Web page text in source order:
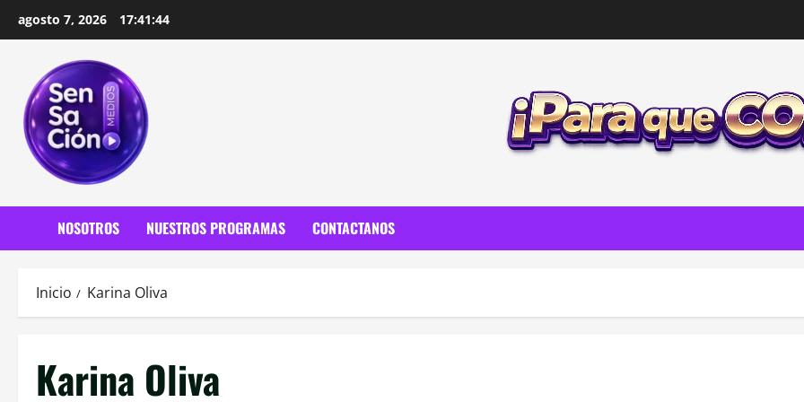
agosto 7, 2026 17:41:46
NOSOTROS NUESTROS PROGRAMAS CONTACTANOS
Inicio Karina Oliva
Karina Oliva